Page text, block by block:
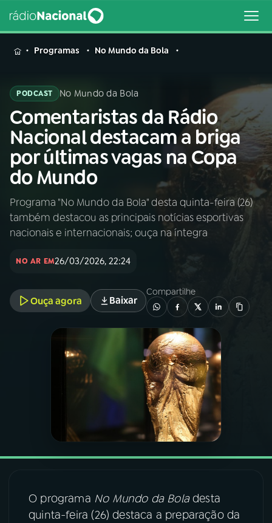
MENU
Buscar
na
Rádio
Nacional
Buscar
01 INÍCIO
02A RÁDIO
03PROGRAMAÇÃO
PODCASTS
07ÚLTIMAS
08FESTIVAL DE MÚSICA
Programas No Mundo da Bola
PODCAST No Mundo da Bola
Comentaristas da Rádio
Nacional destacam a briga
por últimas vagas na Copa
do Mundo
Programa "No Mundo da Bola" desta quinta-feira (26)
também destacou as principais notícias esportivas
nacionais e internacionais; ouça na íntegra
NO AR EM26/03/2026, 22:24
Ouça agora Baixar
Compartilhe
O programa No Mundo da Boladesta
quinta-feira (26) destaca a preparação da